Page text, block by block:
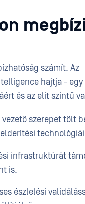
számít. Az
hajtja - egy
és az elit szintű
szerepet tölt
infrastruktúrát
is.
észlelési